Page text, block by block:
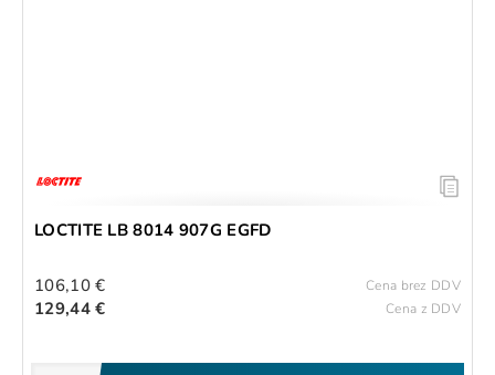
LOCTITE LB 8014 907G EGFD
Cena brez DDV
106,10 €
Cena z DDV
129,44 €